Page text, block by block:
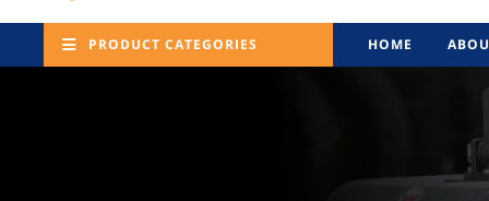
PRODUCT CATEGORIES HOME